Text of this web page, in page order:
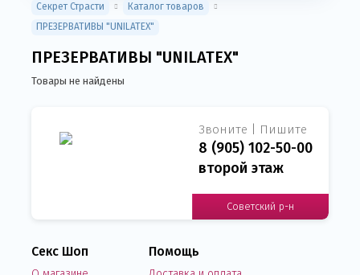
Секрет Страсти
Каталог товаров
ПРЕЗЕРВАТИВЫ "UNILATEX"
ПРЕЗЕРВАТИВЫ "UNILATEX"
Товары не найдены
Звоните | Пишите
8 (905) 102-50-00
второй этаж
Советский р-н
Секс Шоп Помощь